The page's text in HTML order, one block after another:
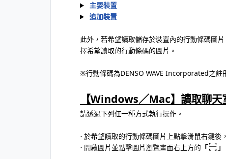
主要裝置
追加裝置
此外，若希望讀取儲存於裝置內的行動條碼圖
擇希望讀取的行動條碼的圖片。
※行動條碼為DENSO WAVE Incorporated之註
【Windows／Mac】讀取聊
請透過下列任一種方式執行操作。
⋅ 於希望讀取的行動條碼圖片上點擊滑鼠右鍵後
⋅ 開啟圖片並點擊圖片瀏覽畫面右上方的 「 」